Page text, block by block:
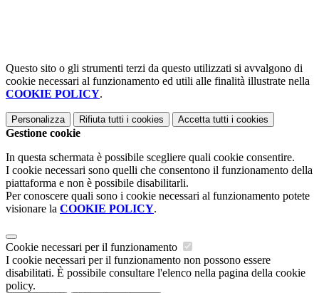
Questo sito o gli strumenti terzi da questo utilizzati si avvalgono di
cookie necessari al funzionamento ed utili alle finalità illustrate nella
COOKIE POLICY.
Personalizza Rifiuta tutti i cookies Accetta tutti i cookies
Gestione cookie
In questa schermata è possibile scegliere quali cookie consentire.
I cookie necessari sono quelli che consentono il funzionamento della
piattaforma e non è possibile disabilitarli.
Per conoscere quali sono i cookie necessari al funzionamento potete
visionare la COOKIE POLICY.
Cookie necessari per il funzionamento
I cookie necessari per il funzionamento non possono essere
disabilitati. È possibile consultare l'elenco nella pagina della cookie
policy.